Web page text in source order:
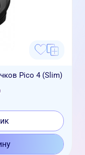
Pico 4 (Slim)